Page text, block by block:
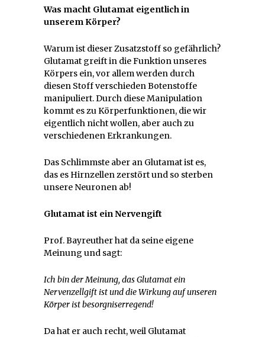
Was macht Glutamat eigentlich in
unserem Körper?
Warum ist dieser Zusatzstoff so gefährlich?
Glutamat greift in die Funktion unseres
Körpers ein, vor allem werden durch
diesen Stoff verschieden Botenstoffe
manipuliert. Durch diese Manipulation
kommt es zu Körperfunktionen, die wir
eigentlich nicht wollen, aber auch zu
verschiedenen Erkrankungen.
Das Schlimmste aber an Glutamat ist es,
das es Hirnzellen zerstört und so sterben
unsere Neuronen ab!
Glutamat ist ein Nervengift
Prof. Bayreuther hat da seine eigene
Meinung und sagt:
Ich bin der Meinung, das Glutamat ein
Nervenzellgift ist und die Wirkung auf unseren
Körper ist besorgniserregend!
Da hat er auch recht, weil Glutamat